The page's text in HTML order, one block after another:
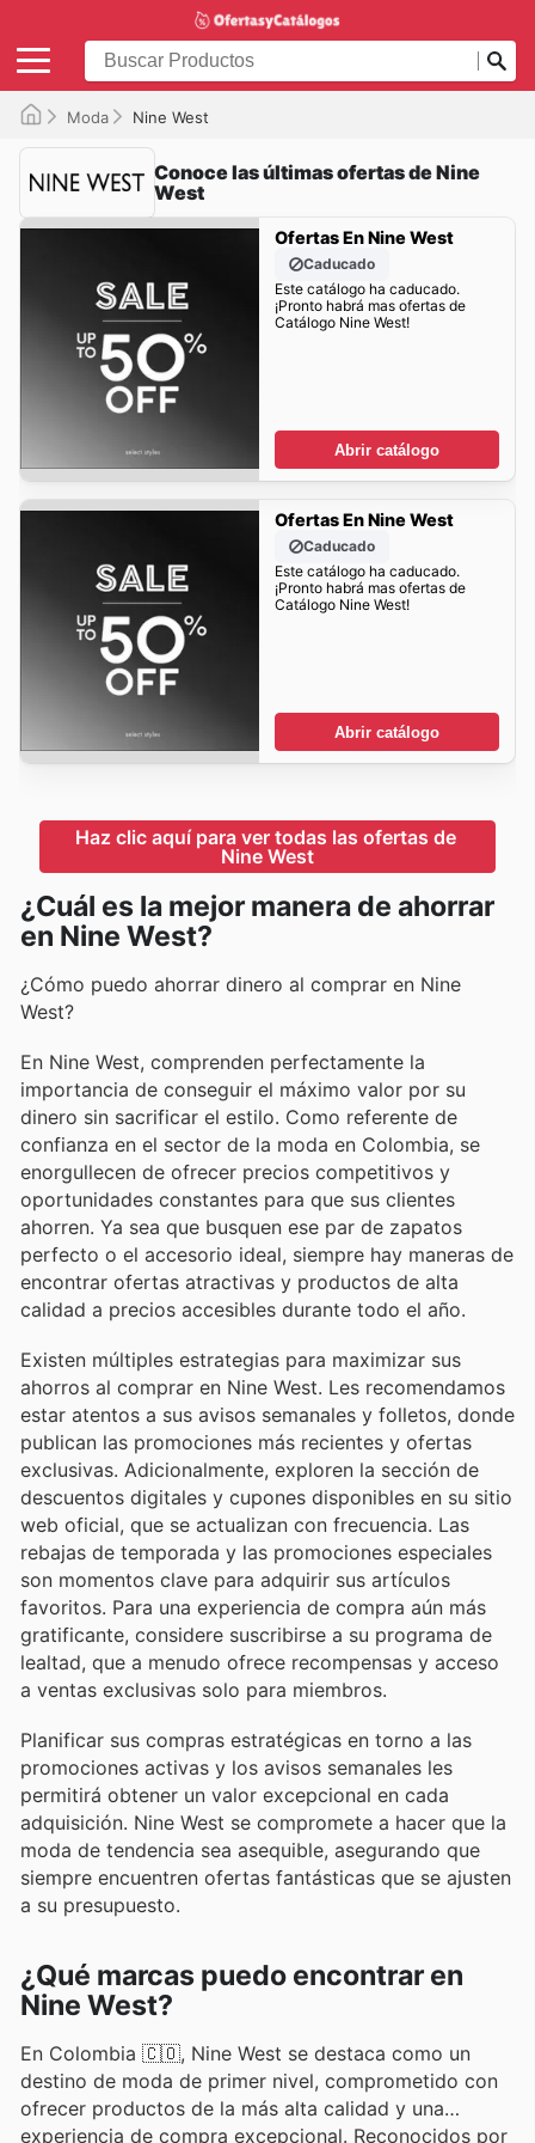
Moda Nine West
Conoce las últimas ofertas de Nine
West
Ofertas En Nine West
Caducado
Este catálogo ha caducado.
¡Pronto habrá mas ofertas de
Catálogo Nine West!
Abrir catálogo
Ofertas En Nine West
Caducado
Este catálogo ha caducado.
¡Pronto habrá mas ofertas de
Catálogo Nine West!
Abrir catálogo
Haz clic aquí para ver todas las ofertas de
Nine West
¿Cuál es la mejor manera de ahorrar
en Nine West?
¿Cómo puedo ahorrar dinero al comprar en Nine
West?
En Nine West, comprenden perfectamente la
importancia de conseguir el máximo valor por su
dinero sin sacrificar el estilo. Como referente de
confianza en el sector de la moda en Colombia, se
enorgullecen de ofrecer precios competitivos y
oportunidades constantes para que sus clientes
ahorren. Ya sea que busquen ese par de zapatos
perfecto o el accesorio ideal, siempre hay maneras de
encontrar ofertas atractivas y productos de alta
calidad a precios accesibles durante todo el año.
Existen múltiples estrategias para maximizar sus
ahorros al comprar en Nine West. Les recomendamos
estar atentos a sus avisos semanales y folletos, donde
publican las promociones más recientes y ofertas
exclusivas. Adicionalmente, exploren la sección de
descuentos digitales y cupones disponibles en su sitio
web oficial, que se actualizan con frecuencia. Las
rebajas de temporada y las promociones especiales
son momentos clave para adquirir sus artículos
favoritos. Para una experiencia de compra aún más
gratificante, considere suscribirse a su programa de
lealtad, que a menudo ofrece recompensas y acceso
a ventas exclusivas solo para miembros.
Planificar sus compras estratégicas en torno a las
promociones activas y los avisos semanales les
permitirá obtener un valor excepcional en cada
adquisición. Nine West se compromete a hacer que la
moda de tendencia sea asequible, asegurando que
siempre encuentren ofertas fantásticas que se ajusten
a su presupuesto.
¿Qué marcas puedo encontrar en
Nine West?
En Colombia 🇨🇴, Nine West se destaca como un
destino de moda de primer nivel, comprometido con
ofrecer productos de la más alta calidad y una
experiencia de compra excepcional. Reconocidos por